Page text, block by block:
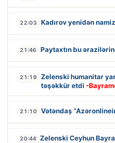
22:03 Kadırov yenidən
21:46 Paytaxtın bu
21:19
Zelenski humanitar
təşəkkür etdi -
21:10 Vətəndaş
20:44 Zelenski Ceyhun